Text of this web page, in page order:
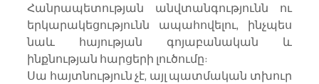
Հանրապետության անվտանգությունն ու
երկարակեցությունն ապահովելու, ինչպես
նաև հայության գոյաբանական և
ինքնության հարցերի լուծումը:
Սա հայտնություն չէ, այլ պատմական տխուր